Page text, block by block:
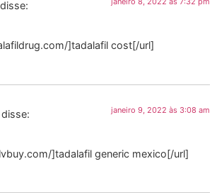
disse:
]tadalafil cost[/url]
disse: janeiro 9, 2022 às 3:08 am
]tadalafil generic mexico[/url]